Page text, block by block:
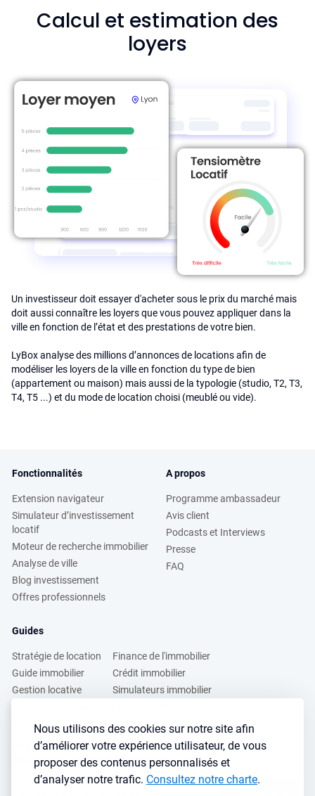
Nous utilisons des cookies sur notre site afin
d’améliorer votre expérience utilisateur, de vous
proposer des contenus personnalisés et
d’analyser notre trafic. Consultez notre charte.
Calcul et estimation des
loyers
Un investisseur doit essayer d'acheter sous le prix du marché mais
doit aussi connaître les loyers que vous pouvez appliquer dans la
ville en fonction de l’état et des prestations de votre bien.
LyBox analyse des millions d’annonces de locations afin de
modéliser les loyers de la ville en fonction du type de bien
(appartement ou maison) mais aussi de la typologie (studio, T2, T3,
T4, T5 ...) et du mode de location choisi (meublé ou vide).
Fonctionnalités
Extension navigateur
Simulateur d’investissement
locatif
Moteur de recherche immobilier
Analyse de ville
Blog investissement
Offres professionnels
A propos
Programme ambassadeur
Avis client
Podcasts et Interviews
Presse
FAQ
Guides
Stratégie de location
Guide immobilier
Gestion locative
Finance de l'immobilier
Crédit immobilier
Simulateurs immobilier
Vous voulez apprendre à investir dans l’immobilier ?
Inscrivez vous à notre newsletter gratuite :